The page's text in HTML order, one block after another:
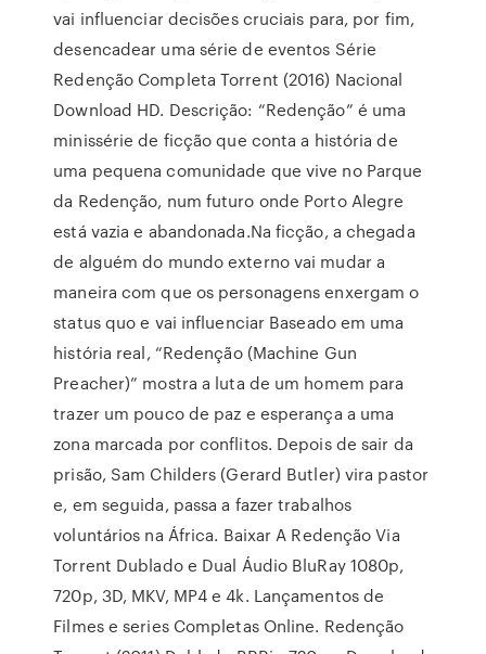
vai influenciar decisões cruciais para, por fim,
desencadear uma série de eventos Série
Redenção Completa Torrent (2016) Nacional
Download HD. Descrição: “Redenção” é uma
minissérie de ficção que conta a história de
uma pequena comunidade que vive no Parque
da Redenção, num futuro onde Porto Alegre
está vazia e abandonada.Na ficção, a chegada
de alguém do mundo externo vai mudar a
maneira com que os personagens enxergam o
status quo e vai influenciar Baseado em uma
história real, “Redenção (Machine Gun
Preacher)” mostra a luta de um homem para
trazer um pouco de paz e esperança a uma
zona marcada por conflitos. Depois de sair da
prisão, Sam Childers (Gerard Butler) vira pastor
e, em seguida, passa a fazer trabalhos
voluntários na África. Baixar A Redenção Via
Torrent Dublado e Dual Áudio BluRay 1080p,
720p, 3D, MKV, MP4 e 4k. Lançamentos de
Filmes e series Completas Online. Redenção